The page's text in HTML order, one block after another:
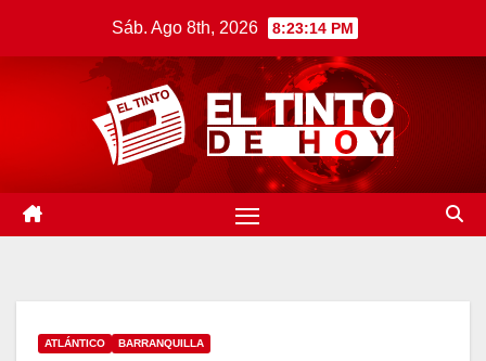
Sáb. Ago 8th, 2026 8:23:15 PM
ATLÁNTICO BARRANQUILLA